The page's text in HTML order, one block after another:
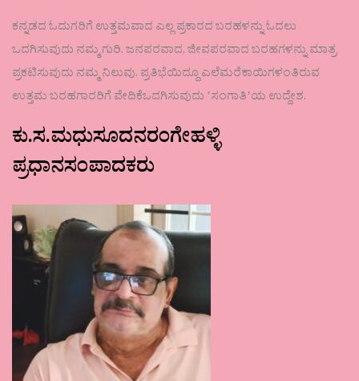
ಕನ್ನಡದ ಓದುಗರಿಗೆ ಉತ್ತಮವಾದ ಎಲ್ಲ ಪ್ರಕಾರದ ಬರಹಳನ್ನು ಓದಲು
ಒದಗಿಸುವುದು ನಮ್ಮ ಗುರಿ. ಜನಪರವಾದ, ಜೀವಪರವಾದ ಬರಹಗಳನ್ನು ಮಾತ್ರ
ಪ್ರಕಟಿಸುವುದು ನಮ್ಮ ನಿಲುವು. ಪ್ರತಿಭೆಯಿದ್ದೂ ಎಲೆಮರೆಕಾಯಿಗಳಂತಿರುವ
ಉತ್ತಮ ಬರಹಗಾರರಿಗೆ ವೇದಿಕೆಒದಗಿಸುವುದು ʼಸಂಗಾತಿʼಯ ಉದ್ದೇಶ.
ಕು.ಸ.ಮಧುಸೂದನರಂಗೇಹಳ್ಳಿ
ಪ್ರಧಾನಸಂಪಾದಕರು